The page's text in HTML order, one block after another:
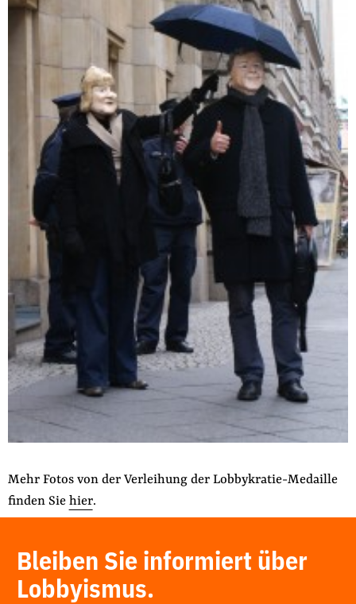
Mehr Fotos von der Verleihung der Lobbykratie-Medaille
finden Sie hier.
Bleiben Sie informiert über
Lobbyismus.